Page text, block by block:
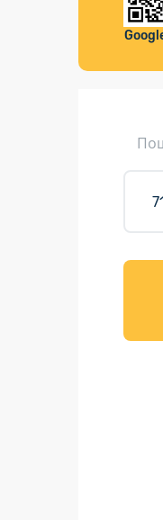
Листи та
Доставка